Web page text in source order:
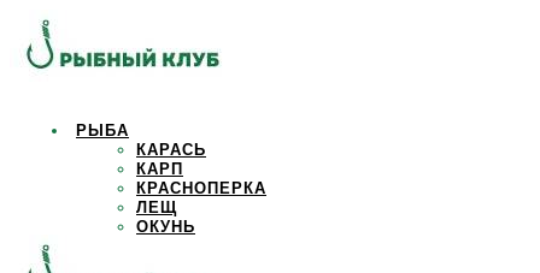
РЫБА
КАРАСЬ
КАРП
КРАСНОПЕРКА
ЛЕЩ
ОКУНЬ